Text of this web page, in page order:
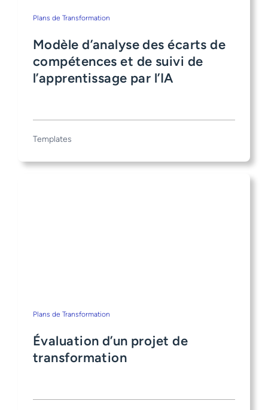
Plans de Transformation
Modèle d’analyse des écarts de
compétences et de suivi de
l’apprentissage par l’IA
Templates
Plans de Transformation
Évaluation d’un projet de
transformation